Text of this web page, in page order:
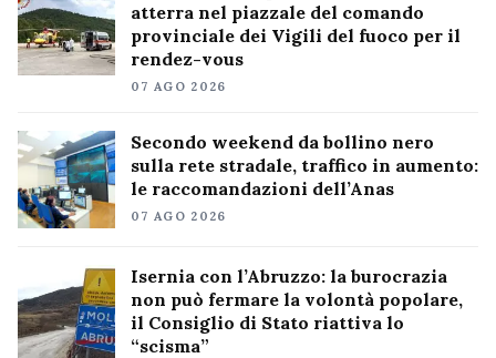
atterra nel piazzale del comando
provinciale dei Vigili del fuoco per il
rendez-vous
07 AGO 2026
Secondo weekend da bollino nero
sulla rete stradale, traffico in aumento:
le raccomandazioni dell’Anas
07 AGO 2026
Isernia con l’Abruzzo: la burocrazia
non può fermare la volontà popolare,
il Consiglio di Stato riattiva lo
“scisma”